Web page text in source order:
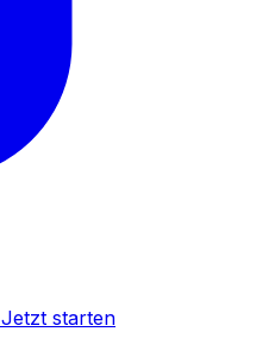
Jetzt starten